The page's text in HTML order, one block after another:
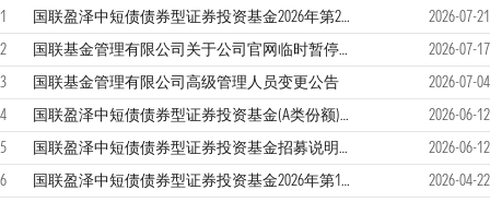
1 国联盈泽中短债债券型证券投资基金2026年第2季度报告
2026-07-21
2
国联基金管理有限公司关于公司官网临时暂停服务的公告
2026-07-17
3
国联基金管理有限公司高级管理人员变更公告
2026-07-04
4
国联盈泽中短债债券型证券投资基金(A类份额)基金产品资料概要更新
2026-06-12
5
国联盈泽中短债债券型证券投资基金招募说明书更新（2026年第1号）
2026-06-12
6
国联盈泽中短债债券型证券投资基金2026年第1季度报告 2026-04-22